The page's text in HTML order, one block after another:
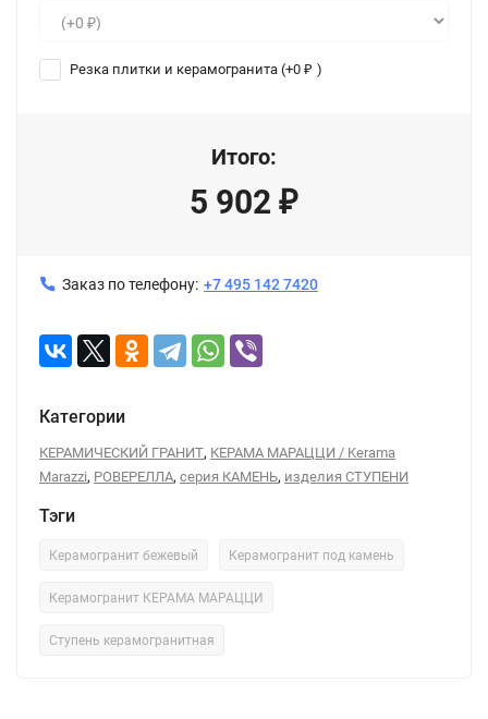
Резка плитки и керамогранита (+0 ₽ )
Итого:
5 902 ₽
Заказ по телефону: +7 495 142 7420
Категории
КЕРАМИЧЕСКИЙ ГРАНИТ, КЕРАМА МАРАЦЦИ / Kerama
Marazzi, РОВЕРЕЛЛА, серия КАМЕНЬ, изделия СТУПЕНИ
Тэги
Керамогранит бежевый Керамогранит под камень
Керамогранит КЕРАМА МАРАЦЦИ
Ступень керамогранитная